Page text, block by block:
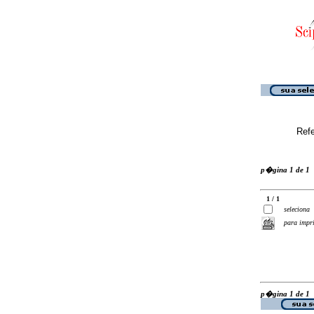
p�gina 1 de 1
1 / 1
seleciona
para
p�gina 1 de 1